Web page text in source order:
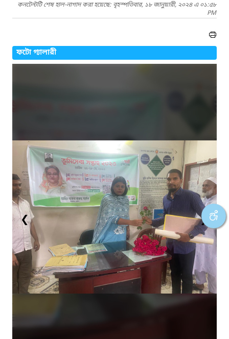
কনটেন্টটি শেষ হাল-নাগাদ করা হয়েছে: বৃহস্পতিবার, ১৮ জানুয়ারী, ২০২৪ এ ০১:৫৮
PM
ফটো গ্যালারী
❮ ❯